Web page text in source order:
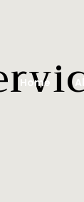
Home